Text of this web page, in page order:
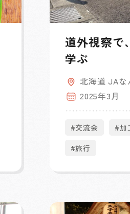
道外視察で
学ぶ
北海道 JAな
2025年3月
#交流会 #加
#旅行